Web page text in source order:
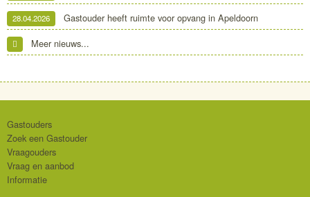
28.04.2026
Gastouder heeft ruimte voor opvang in Apeldoorn
Meer nieuws...
Gastouders
Zoek een Gastouder
Vraagouders
Vraag en aanbod
Informatie